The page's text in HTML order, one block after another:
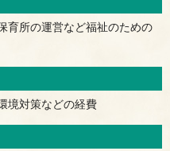
育所の運営など福祉のための
境対策などの経費